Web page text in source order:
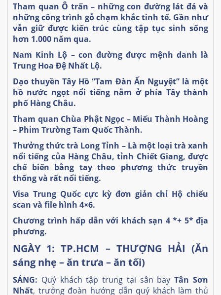
Tham quan Ô trấn – những con đường lát đá và
những công trình gỗ chạm khắc tinh tế. Gần như
vẫn giữ được kiến trúc cùng tập tục sinh sống
hơn 1.000 năm qua.
Nam Kinh Lộ – con đường được mệnh danh là
Trung Hoa Đệ Nhất Lộ.
Dạo thuyền Tây Hồ“Tam Đàn Ấn Nguyệt” là một
hồ nước ngọt nổi tiếng nằm ở phía Tây thành
phố Hàng Châu.
Tham quan Chùa Phật Ngọc – Miếu Thành Hoàng
– Phim Trường Tam Quốc Thành.
Thưởng thức trà Long Tỉnh – Là một loại trà xanh
nổi tiếng của Hàng Châu, tỉnh Chiết Giang, được
chế biến bằng tay theo phương thức truyền
thống và rất nổi tiếng.
Visa Trung Quốc cực kỳ đơn giản chỉ Hộ chiếu
scan và file hình 4×6.
Chương trình hấp dẫn với khách sạn 4 *+ 5* địa
phương.
NGÀY 1: TP.HCM – THƯỢNG HẢI (Ăn
sáng nhẹ – ăn trưa – ăn tối)
SÁNG: Quý khách tập trung tại sân bayTân Sơn
Nhất, trưởng đoàn hướng dẫn quý khách làm thủ